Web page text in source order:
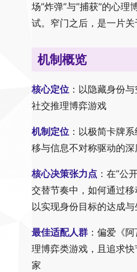
场”炸弹”与”捕获”的心理
试。窄门之后，是一片关
机制概览
核心定位：以隐藏身份
社交推理博弈游戏
机制定位：以极简卡牌
移与信息不对称驱动的
核心决策张力点 ：在”公
交替节奏中，如何通过移
以实现身份目标的达成
最佳适配人群：偏爱《
理博弈类游戏，且追求
家